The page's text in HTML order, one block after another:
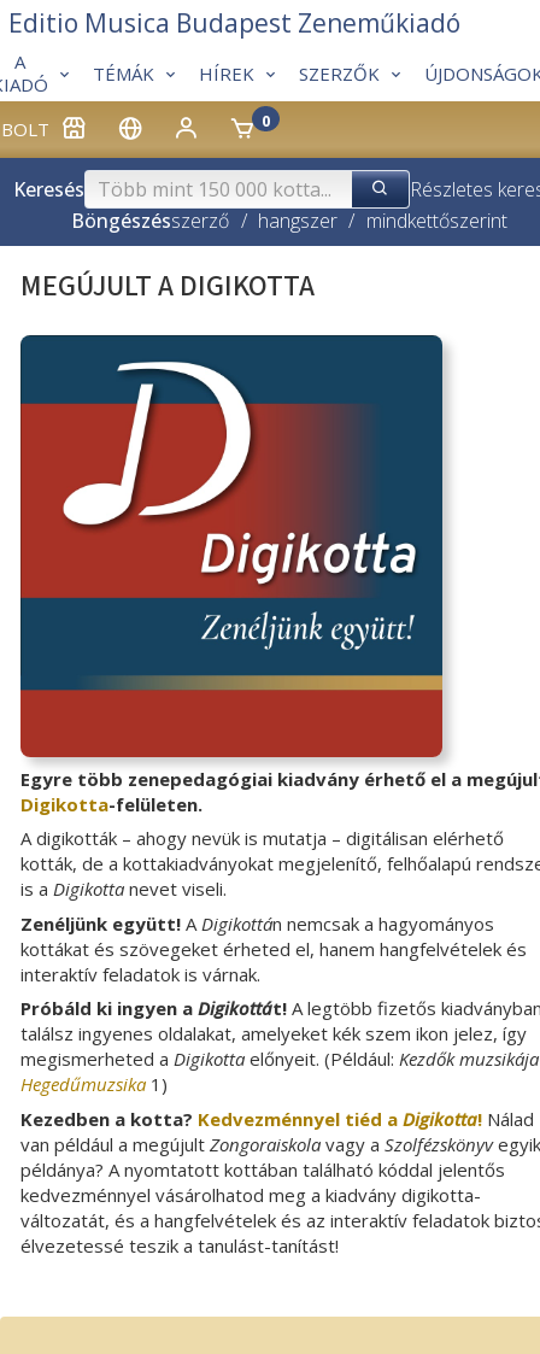
BOLT 0
A
TÉMÁK HÍREK SZERZŐK
Editio Musica Budapest Zeneműkiadó
Keresés
Részletes
Böngészésszerző / hangszer / mindkettőszerint
MEGÚJULT A DIGIKOTTA
Egyre több zenepedagógiai kiadvány érhető el a
Digikotta-felületen.
A digikották – ahogy nevük is mutatja – digitálisan elérhető
kották, de a kottakiadványokat megjelenítő, felhőalapú
is a Digikotta nevet viseli.
Zenéljünk együtt! A Digikottán nemcsak a hagyományos
kottákat és szövegeket érheted el, hanem hangfelvételek és
interaktív feladatok is várnak.
Próbáld ki ingyen a Digikottát! A legtöbb fizetős
találsz ingyenes oldalakat, amelyeket kék szem ikon jelez, így
megismerheted a Digikotta előnyeit. (Például: Kezdők
Hegedűmuzsika 1)
Kezedben a kotta? Kedvezménnyel tiéd a Digikotta! Nálad
van például a megújult Zongoraiskola vagy a Szolfézskönyvegyik
példánya? A nyomtatott kottában található kóddal jelentős
kedvezménnyel vásárolhatod meg a kiadvány digikotta-
változatát, és a hangfelvételek és az interaktív feladatok
élvezetessé teszik a tanulást-tanítást!